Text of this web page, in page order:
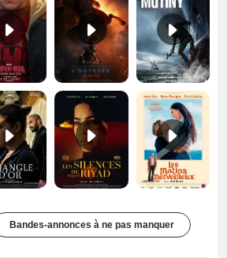
Les Silences de Riyad Bande-annonce VO STFR Les Matins merveilleux Bande-annonce VF
Bandes-annonces à ne pas manquer